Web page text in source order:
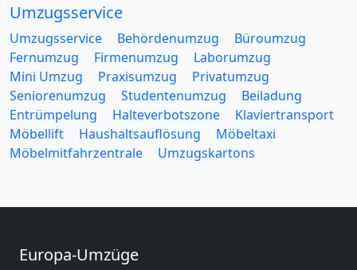
Umzugsservice
Umzugsservice Behördenumzug
Büroumzug
Fernumzug
Firmenumzug
Laborumzug
Mini Umzug
Praxisumzug
Privatumzug
Seniorenumzug
Studentenumzug
Beiladung
Entrümpelung
Halteverbotszone
Klaviertransport
Möbellift
Haushaltsauflösung
Möbeltaxi
Möbelmitfahrzentrale
Umzugskartons
Europa-Umzüge